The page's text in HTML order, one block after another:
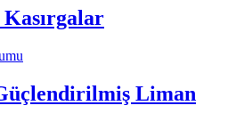
Kasırgalar
Liman